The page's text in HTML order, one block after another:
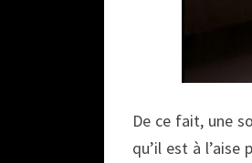
De ce fait, une
qu’il est à